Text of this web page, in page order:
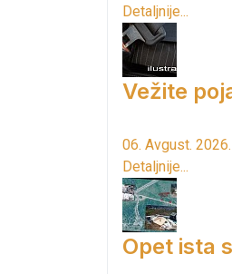
Detaljnije...
Vežite
06. Avgust. 2026.
Detaljnije...
Opet ista